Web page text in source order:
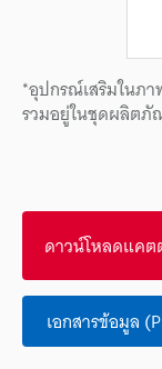
*อุปกรณ์เสริมในภ
รวมอยู่ในชุดผลิต
ดาวน์โหลดแคต
เอกสารข้อมูล